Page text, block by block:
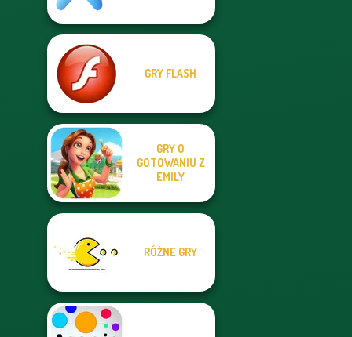
GRY FLASH
GRY O
GOTOWANIU Z
EMILY
RÓŻNE GRY